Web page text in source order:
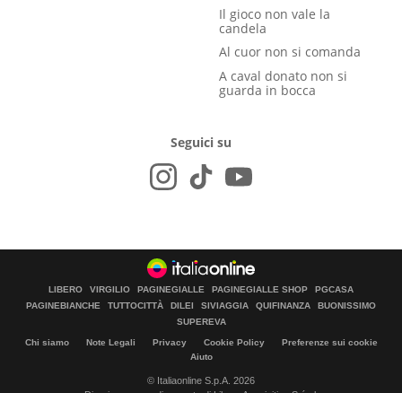
Il gioco non vale la
candela
Al cuor non si comanda
A caval donato non si
guarda in bocca
Seguici su
LIBERO VIRGILIO PAGINEGIALLE PAGINEGIALLE SHOP
PGCASA
PAGINEBIANCHE
TUTTOCITTÀ DILEI SIVIAGGIA QUIFINANZA
BUONISSIMO
SUPEREVA
Chi siamo Note Legali Privacy Cookie Policy
Preferenze sui cookie
Aiuto
© Italiaonline S.p.A. 2026